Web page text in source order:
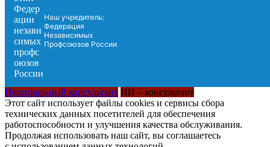
Наш учредитель:
Федерация
Независимых
Профсоюзов России
Персональный консультант ИИ – консультант
Этот сайт использует файлы cookies и сервисы сбора
технических данных посетителей для обеспечения
работоспособности и улучшения качества обслуживания.
Продолжая использовать наш сайт, вы соглашаетесь